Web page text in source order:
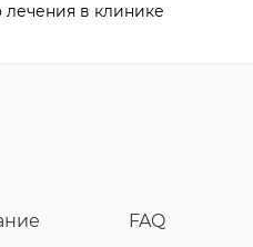
лечения в клинике
FAQ